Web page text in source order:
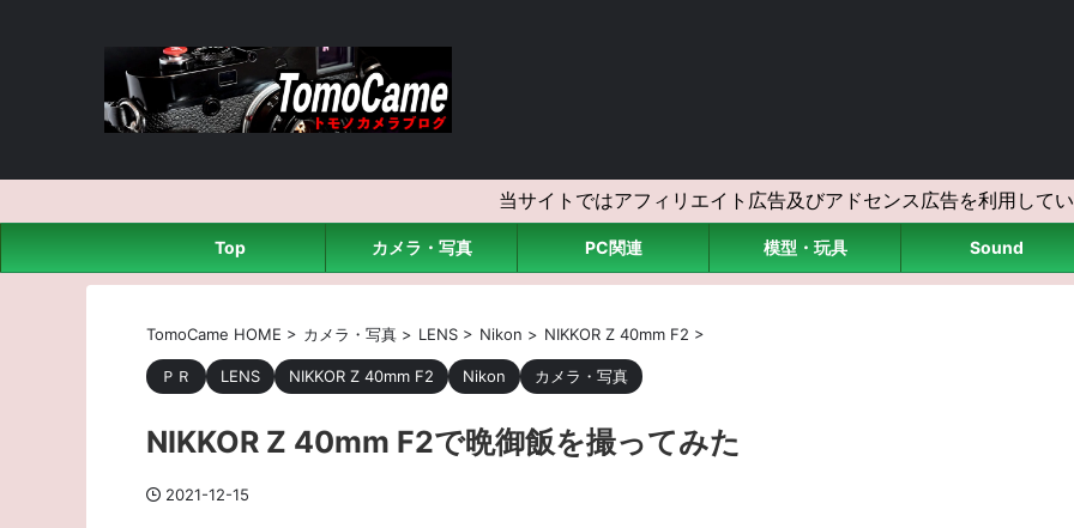
当サイトではアフィリエイト広告及びアドセンス広告を利用して
Top カメラ・写真 PC関連 模型・玩具 Sound
TomoCame HOME > カメラ・写真 > LENS > Nikon > NIKKOR Z 40mm F2 >
ＰＲ LENS NIKKOR Z 40mm F2 Nikon カメラ・写真
NIKKOR Z 40mm F2で晩御飯を撮ってみた
2021-12-15